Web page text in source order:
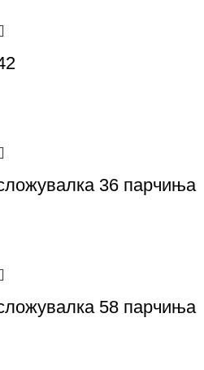
36 парчиња
58 парчиња